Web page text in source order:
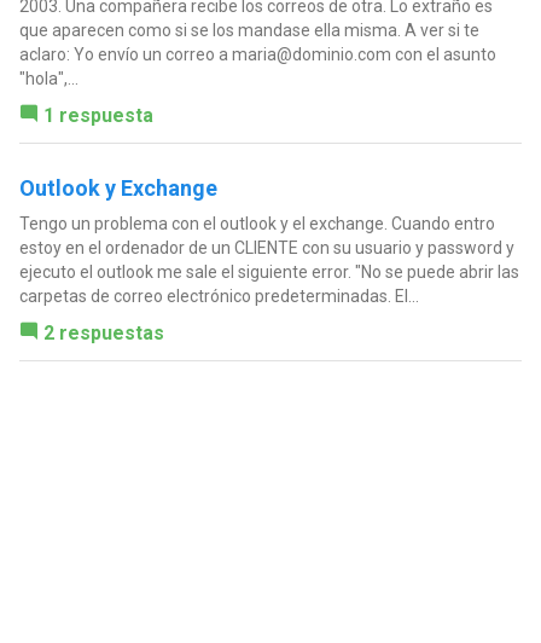
2003. Una compañera recibe los correos de otra. Lo extraño es
que aparecen como si se los mandase ella misma. A ver si te
aclaro: Yo envío un correo a maria@dominio.com con el asunto
"hola",...
1 respuesta
Outlook y Exchange
Tengo un problema con el outlook y el exchange. Cuando entro
estoy en el ordenador de un CLIENTE con su usuario y password y
ejecuto el outlook me sale el siguiente error. "No se puede abrir las
carpetas de correo electrónico predeterminadas. El...
2 respuestas